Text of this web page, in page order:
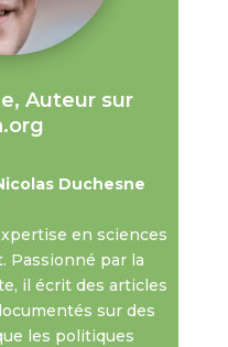
Auteur sur
Duchesne
en sciences
Passionné par la
il écrit des articles
sur des
les politiques